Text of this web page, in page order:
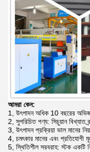
আমরা কেন:
1, উৎপাদন অধিক 10 বছরের
2, সুপরিচিত পণ্য: সিচুয়ান বিখ্যাত
3, উৎপাদন প্রক্রিয়া ভাল মানের
4, চমৎকার মানের এবং
5, স্থিতিশীল সরবরাহ: স্টক একটি